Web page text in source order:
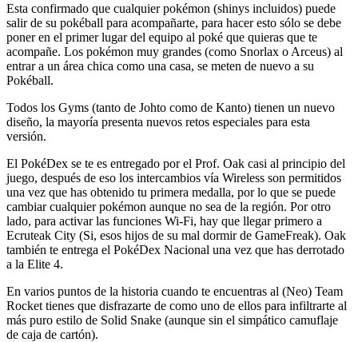
Esta confirmado que cualquier pokémon (shinys incluidos) puede
salir de su pokéball para acompañarte, para hacer esto sólo se debe
poner en el primer lugar del equipo al poké que quieras que te
acompañe. Los pokémon muy grandes (como Snorlax o Arceus) al
entrar a un área chica como una casa, se meten de nuevo a su
Pokéball.
Todos los Gyms (tanto de Johto como de Kanto) tienen un nuevo
diseño, la mayoría presenta nuevos retos especiales para esta
versión.
El PokéDex se te es entregado por el Prof. Oak casi al principio del
juego, después de eso los intercambios vía Wireless son permitidos
una vez que has obtenido tu primera medalla, por lo que se puede
cambiar cualquier pokémon aunque no sea de la región. Por otro
lado, para activar las funciones Wi-Fi, hay que llegar primero a
Ecruteak City (Si, esos hijos de su mal dormir de GameFreak). Oak
también te entrega el PokéDex Nacional una vez que has derrotado
a la Elite 4.
En varios puntos de la historia cuando te encuentras al (Neo) Team
Rocket tienes que disfrazarte de como uno de ellos para infiltrarte al
más puro estilo de Solid Snake (aunque sin el simpático camuflaje
de caja de cartón).